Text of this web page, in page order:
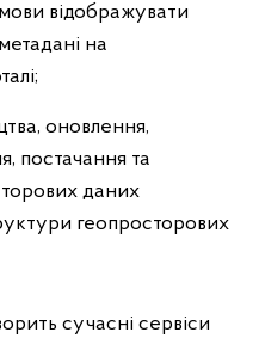
відображувати
на
оновлення,
постачання та
даних
геопросторових
сучасні сервіси